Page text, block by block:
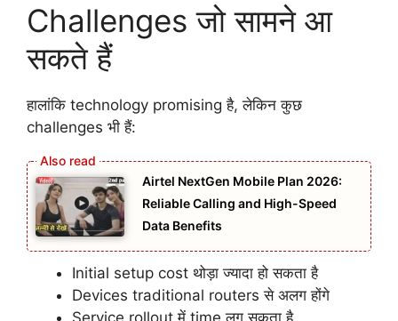
Challenges जो सामने आ
सकते हैं
हालांकि technology promising है, लेकिन कुछ
challenges भी हैं:
Airtel NextGen Mobile Plan 2026:
Reliable Calling and High-Speed
Data Benefits
Initial setup cost थोड़ा ज्यादा हो सकता है
Devices traditional routers से अलग होंगे
Service rollout में time लग सकता है